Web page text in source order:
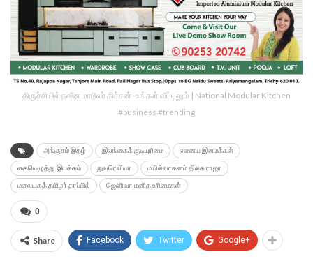
திருச்சியில் நவீன மாடூலர் கிச்சன் -உங்கள் வீட்டிலும் | National Modular Kitchen
#business #trending
அங்குசம் இதழ் இலங்கைக் குடியுரிமை ஏனைய இனமக்கள்
கையெழுத்து இயக்கம் நுவரெலியா மயில்வாகனம் திலக ராஜா
மலையகத் தமிழர் தரப்பில் ஜெனிவா மனித உரிமைகள்
0
Share Facebook Twitter Google+